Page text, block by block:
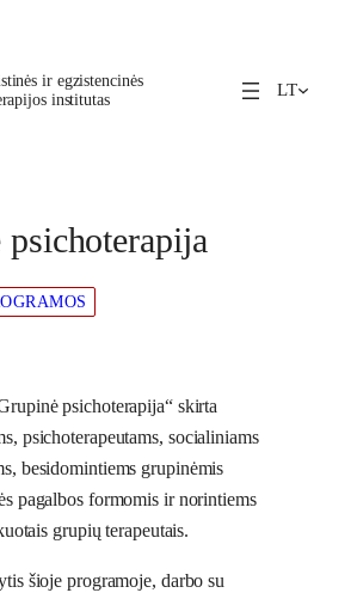
ir egzistencinės
institutas
LT
psichoterapija“ skirta
psichoterapeutams, socialiniams
besidomintiems grupinėmis
pagalbos formomis ir norintiems
grupių terapeutais.
šioje programoje, darbo su